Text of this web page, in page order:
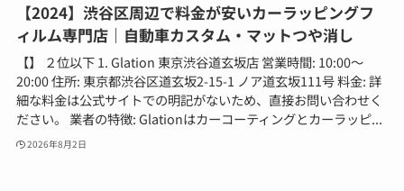
【2024】渋谷区周辺で料金が安いカーラッピングフ
ィルム専門店｜自動車カスタム・マットつや消し
【】 ２位以下 1. Glation 東京渋谷道玄坂店 営業時間: 10:00～
20:00 住所: 東京都渋谷区道玄坂2-15-1 ノア道玄坂111号 料金: 詳
細な料金は公式サイトでの明記がないため、直接お問い合わせく
ださい。 業者の特徴: Glationはカーコーティングとカーラッピ...
2026年8月2日